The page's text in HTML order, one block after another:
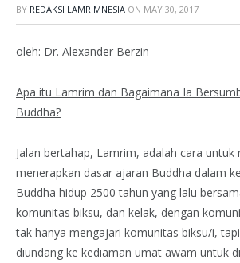
BY REDAKSI LAMRIMNESIA ON MAY 30, 2017
oleh: Dr. Alexander Berzin
Apa itu Lamrim dan Bagaimana Ia
Buddha?
Jalan bertahap, Lamrim, adalah cara untuk
menerapkan dasar ajaran Buddha dalam
Buddha hidup 2500 tahun yang lalu
komunitas biksu, dan kelak, dengan
tak hanya mengajari komunitas biksu/i,
diundang ke kediaman umat awam untuk